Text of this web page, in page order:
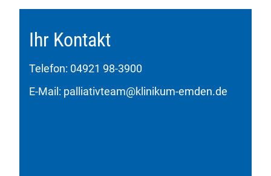
Ihr Kontakt
Telefon: 04921 98-3900
E-Mail: palliativteam@klinikum-emden.de